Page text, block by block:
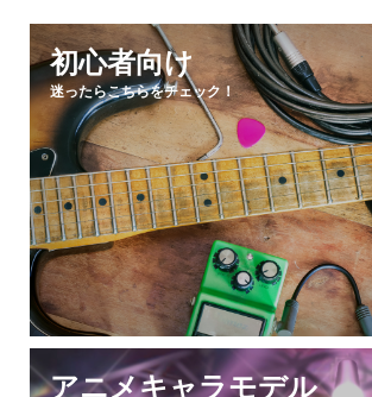
初心者向け
迷ったらこちらをチェック！
アニメキャラモデル